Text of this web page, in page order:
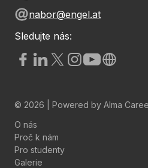
nabor@engel.at
Sledujte nás:
© 2026 | Powered by Alma
O nás
Proč k nám
Pro studenty
Galerie